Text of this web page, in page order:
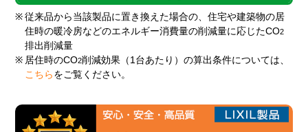
※ 従来品から当該製品に置き換えた場合の、住宅や建築物の居
住時の暖冷房などのエネルギー消費量の削減量に応じたCO2
排出削減量
※ 居住時のCO2削減効果（1台あたり）の算出条件については、
こちら をご覧ください。